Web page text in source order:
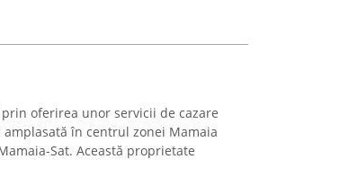
oferirea unor servicii de cazare
în centrul zonei Mamaia
Sat. Această proprietate